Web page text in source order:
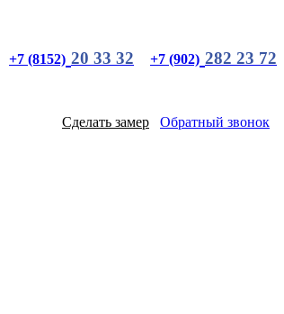
+7 (8152) 20 33 32 +7 (902) 282 23 72
Сделать замер
Обратный звонок